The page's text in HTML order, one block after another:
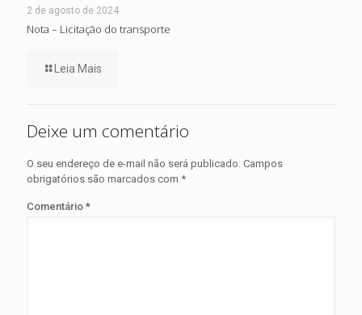
2 de agosto de 2024
Nota – Licitação do transporte
Leia Mais
Deixe um comentário
O seu endereço de e-mail não será publicado. Campos
obrigatórios são marcados com *
Comentário *